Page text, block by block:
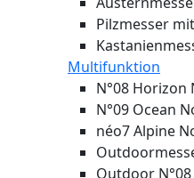
Pilzmesser
Multifunktion
N°08 Horizon
N°09 Ocean
néo7 Alpine
Outdoor N°08